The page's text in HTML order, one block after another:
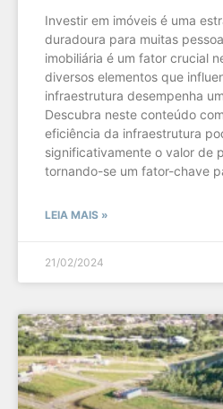
Investir em imóveis é uma
duradoura para muitas
imobiliária é um fator crucial
diversos elementos que
infraestrutura desempenha
Descubra neste conteúdo
eficiência da infraestrutura
significativamente o valor de
tornando-se um fator-chave
LEIA MAIS »
21/02/2024